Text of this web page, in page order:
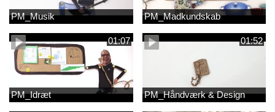
PM_Musik PM_Madkundskab
01:07
PM_Idræt
01:52
PM_Håndværk & Design